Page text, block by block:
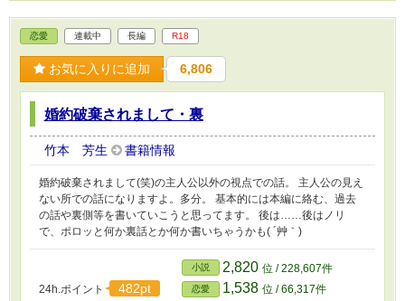
恋愛 連載中 長編 R18
お気に入りに追加 6,806
婚約破棄されまして・裏
竹本 芳生 書籍情報
婚約破棄されまして(笑)の主人公以外の視点での話。 主人公の見え
ない所での話になりますよ。多分。 基本的には本編に絡む、過去
の話や裏側等を書いていこうと思ってます。 後は……後はノリ
で、ポロッと何か裏話とか何か書いちゃうかも( ´艸｀)
24h.ポイント 482pt
小説 2,820 位 / 228,607件
恋愛 1,538 位 / 66,317件